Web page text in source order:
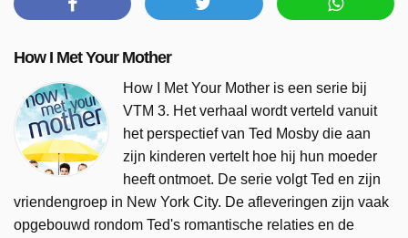
How I Met Your Mother
How I Met Your Mother is een serie bij
VTM 3. Het verhaal wordt verteld vanuit
het perspectief van Ted Mosby die aan
zijn kinderen vertelt hoe hij hun moeder
heeft ontmoet. De serie volgt Ted en zijn
vriendengroep in New York City. De afleveringen zijn vaak
opgebouwd rondom Ted's romantische relaties en de